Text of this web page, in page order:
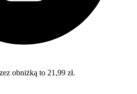
obniżką to 21,99 zł.